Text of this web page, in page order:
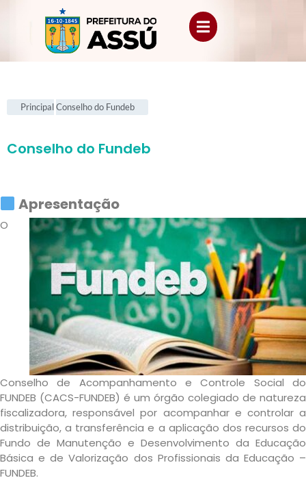
PrincipalConselho do Fundeb
Conselho do Fundeb
Apresentação
O
Conselho de Acompanhamento e Controle Social do
FUNDEB (CACS-FUNDEB) é um órgão colegiado de natureza
fiscalizadora, responsável por acompanhar e controlar a
distribuição, a transferência e a aplicação dos recursos do
Fundo de Manutenção e Desenvolvimento da Educação
Básica e de Valorização dos Profissionais da Educação –
FUNDEB.